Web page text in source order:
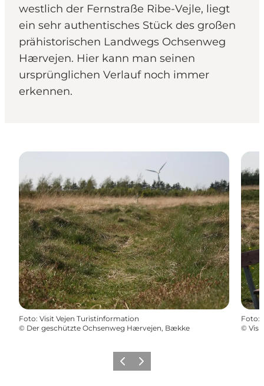
westlich der Fernstraße Ribe-Vejle, liegt
ein sehr authentisches Stück des großen
prähistorischen Landwegs Ochsenweg
Hærvejen. Hier kann man seinen
ursprünglichen Verlauf noch immer
erkennen.
Foto: Visit Vejen Turistinformation
© Der geschützte Ochsenweg Hærvejen, Bække
Foto:
©
ZurückWeiter